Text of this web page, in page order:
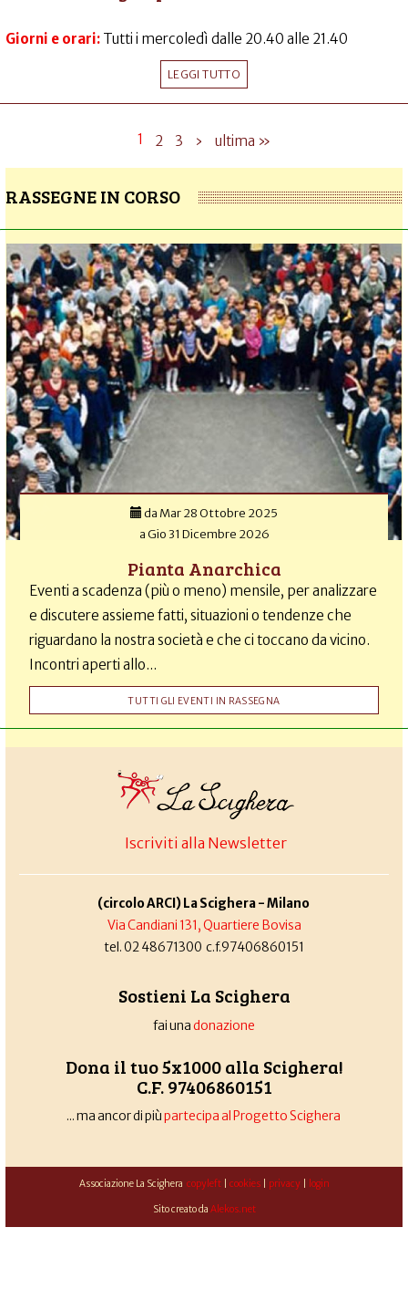
Giorni e orari: Tutti i mercoledì dalle 20.40 alle 21.40
LEGGI TUTTO
1 2 3 › ultima »
RASSEGNE IN CORSO
da Mar 28 Ottobre 2025
aGio 31 Dicembre 2026
Pianta Anarchica
Eventi a scadenza (più o meno) mensile, per analizzare
e discutere assieme fatti, situazioni o tendenze che
riguardano la nostra società e che ci toccano da vicino.
Incontri aperti allo...
TUTTI GLI EVENTI IN RASSEGNA
Iscriviti alla Newsletter
(circolo ARCI) La Scighera - Milano
Via Candiani 131, Quartiere Bovisa
tel. 02 48671300 c.f.97406860151
Sostieni La Scighera
fai unadonazione
Dona il tuo 5x1000 alla Scighera!
C.F. 97406860151
... ma ancor di piùpartecipa al Progetto Scighera
Associazione La Scighera copyleft| cookies| privacy| login
Sito creato da Alekos.net